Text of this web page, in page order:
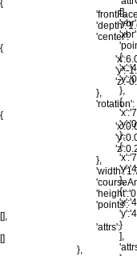
{
'center':
{
'y':-
'z':-
},
'rotation':
{
},
'points':
[],
'attrs':
[]
},
[],
{
},
{
},
{
},
{
}
],